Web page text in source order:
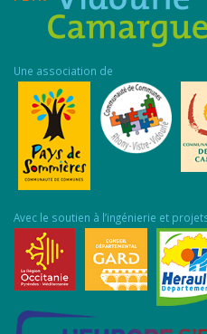
Une association de
Avec le soutien à l’ingénierie et